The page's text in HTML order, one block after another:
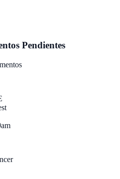
Pendientes